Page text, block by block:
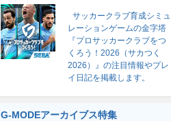
サッカークラブ育成シミュ
レーションゲームの金字塔
『プロサッカークラブをつ
くろう！2026（サカつく
2026）』の注目情報やプレ
イ日記を掲載します。
G-MODEアーカイブス特集